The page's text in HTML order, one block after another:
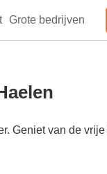
Grote bedrijven
Geniet van de